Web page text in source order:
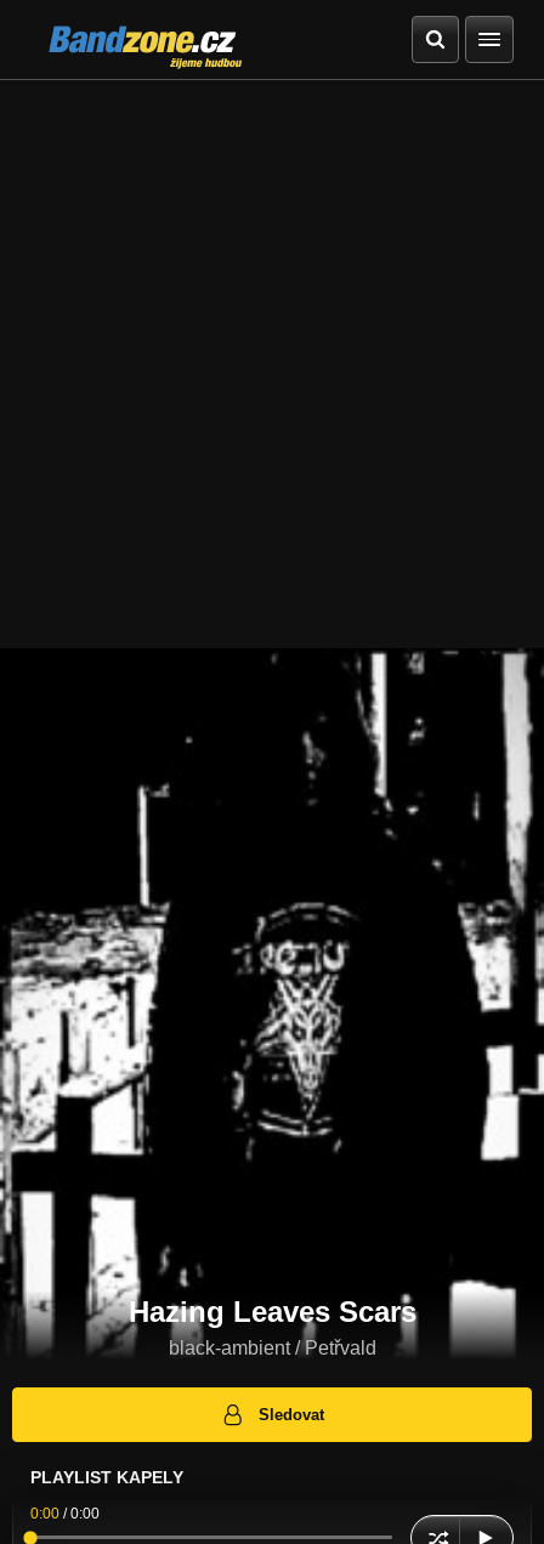
Bandzone.cz
žijeme hudbou
Hazing Leaves Scars
black-ambient / Petřvald
Sledovat
PLAYLIST KAPELY
0:00 /0:00